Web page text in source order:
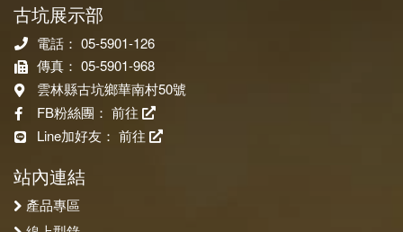
古坑展示部
電話： 05-5901-126
傳真： 05-5901-968
雲林縣古坑鄉華南村50號
FB粉絲團： 前往
Line加好友： 前往
站內連結
產品專區